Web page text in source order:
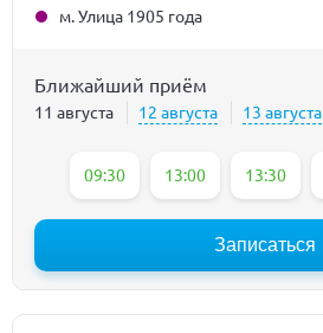
м. Улица 1905 года
Ближайший приём
11 августа 12 августа 13 августа
09:30 13:00 13:30
Записаться